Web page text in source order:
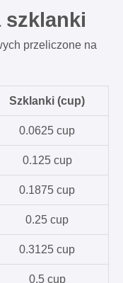
szklanki
przeliczone na
Szklanki (cup)
0.0625 cup
0.125 cup
0.1875 cup
0.25 cup
0.3125 cup
0.5 cup